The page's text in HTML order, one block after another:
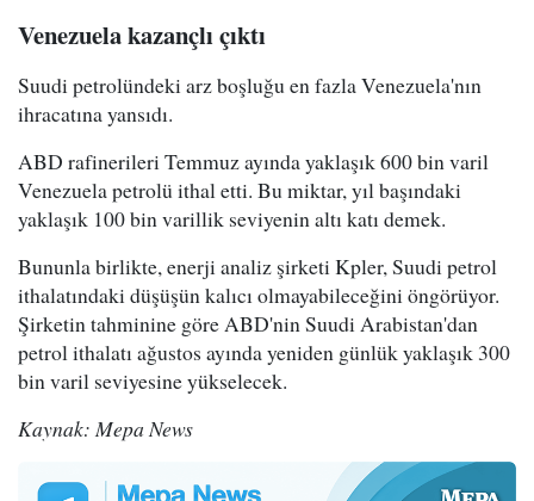
Venezuela kazançlı çıktı
Suudi petrolündeki arz boşluğu en fazla Venezuela'nın
ihracatına yansıdı.
ABD rafinerileri Temmuz ayında yaklaşık 600 bin varil
Venezuela petrolü ithal etti. Bu miktar, yıl başındaki
yaklaşık 100 bin varillik seviyenin altı katı demek.
Bununla birlikte, enerji analiz şirketi Kpler, Suudi petrol
ithalatındaki düşüşün kalıcı olmayabileceğini öngörüyor.
Şirketin tahminine göre ABD'nin Suudi Arabistan'dan
petrol ithalatı ağustos ayında yeniden günlük yaklaşık 300
bin varil seviyesine yükselecek.
Kaynak: Mepa News